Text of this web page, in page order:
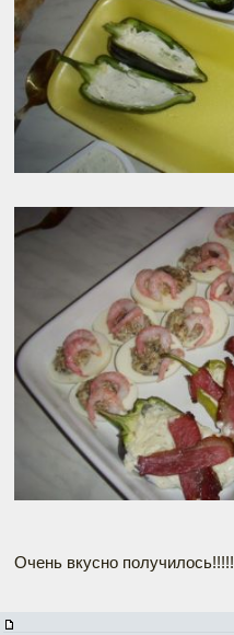
Очень вкусно получилось!!!!!